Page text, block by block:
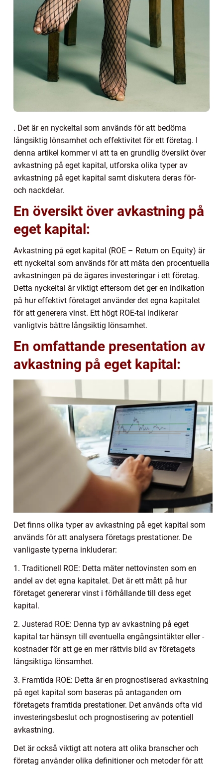
. Det är en nyckeltal som används för att bedöma
långsiktig lönsamhet och effektivitet för ett företag. I
denna artikel kommer vi att ta en grundlig översikt över
avkastning på eget kapital, utforska olika typer av
avkastning på eget kapital samt diskutera deras för-
och nackdelar.
En översikt över avkastning på
eget kapital:
Avkastning på eget kapital (ROE – Return on Equity) är
ett nyckeltal som används för att mäta den procentuella
avkastningen på de ägares investeringar i ett företag.
Detta nyckeltal är viktigt eftersom det ger en indikation
på hur effektivt företaget använder det egna kapitalet
för att generera vinst. Ett högt ROE-tal indikerar
vanligtvis bättre långsiktig lönsamhet.
En omfattande presentation av
avkastning på eget kapital:
Det finns olika typer av avkastning på eget kapital som
används för att analysera företags prestationer. De
vanligaste typerna inkluderar:
1. Traditionell ROE: Detta mäter nettovinsten som en
andel av det egna kapitalet. Det är ett mått på hur
företaget genererar vinst i förhållande till dess eget
kapital.
2. Justerad ROE: Denna typ av avkastning på eget
kapital tar hänsyn till eventuella engångsintäkter eller -
kostnader för att ge en mer rättvis bild av företagets
långsiktiga lönsamhet.
3. Framtida ROE: Detta är en prognostiserad avkastning
på eget kapital som baseras på antaganden om
företagets framtida prestationer. Det används ofta vid
investeringsbeslut och prognostisering av potentiell
avkastning.
Det är också viktigt att notera att olika branscher och
företag använder olika definitioner och metoder för att